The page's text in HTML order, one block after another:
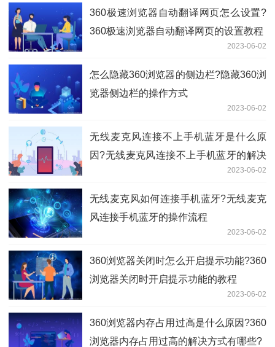
360极速浏览器自动翻译网页怎么设置?
360极速浏览器自动翻译网页的设置教程
2023-06-02
怎么隐藏360浏览器的侧边栏?隐藏360浏
览器侧边栏的操作方式
2023-06-02
无线麦克风连接不上手机蓝牙是什么原
因?无线麦克风连接不上手机蓝牙的解决
2023-06-02
无线麦克风如何连接手机蓝牙?无线麦克
风连接手机蓝牙的操作流程
2023-06-02
360浏览器关闭时怎么开启提示功能?360
浏览器关闭时开启提示功能的教程
2023-06-02
360浏览器内存占用过高是什么原因?360
浏览器内存占用过高的解决方式有哪些?